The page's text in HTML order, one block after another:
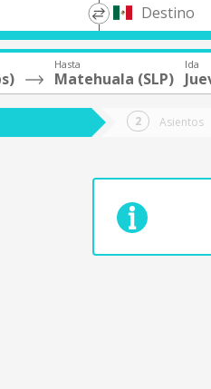
Destino
Hasta
Matehuala (SLP)
Ida
Asientos